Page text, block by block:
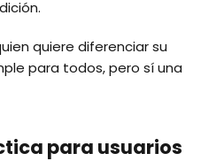
quiere diferenciar su
para todos, pero sí una
para usuarios